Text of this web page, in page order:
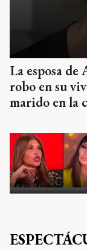
La esposa
robo en su
marido en la